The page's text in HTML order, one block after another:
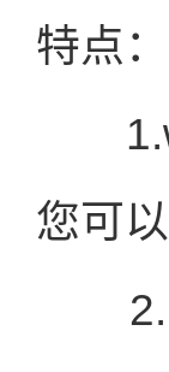
特点：
您可
2.支